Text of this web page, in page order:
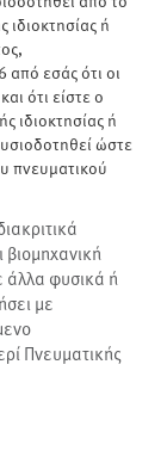
ιδιοκτησίας ή
εσάς ότι οι
ότι είστε ο
ιδιοκτησίας ή
ώστε
πνευματικού
άλλα φυσικά ή
με
Πνευματικής